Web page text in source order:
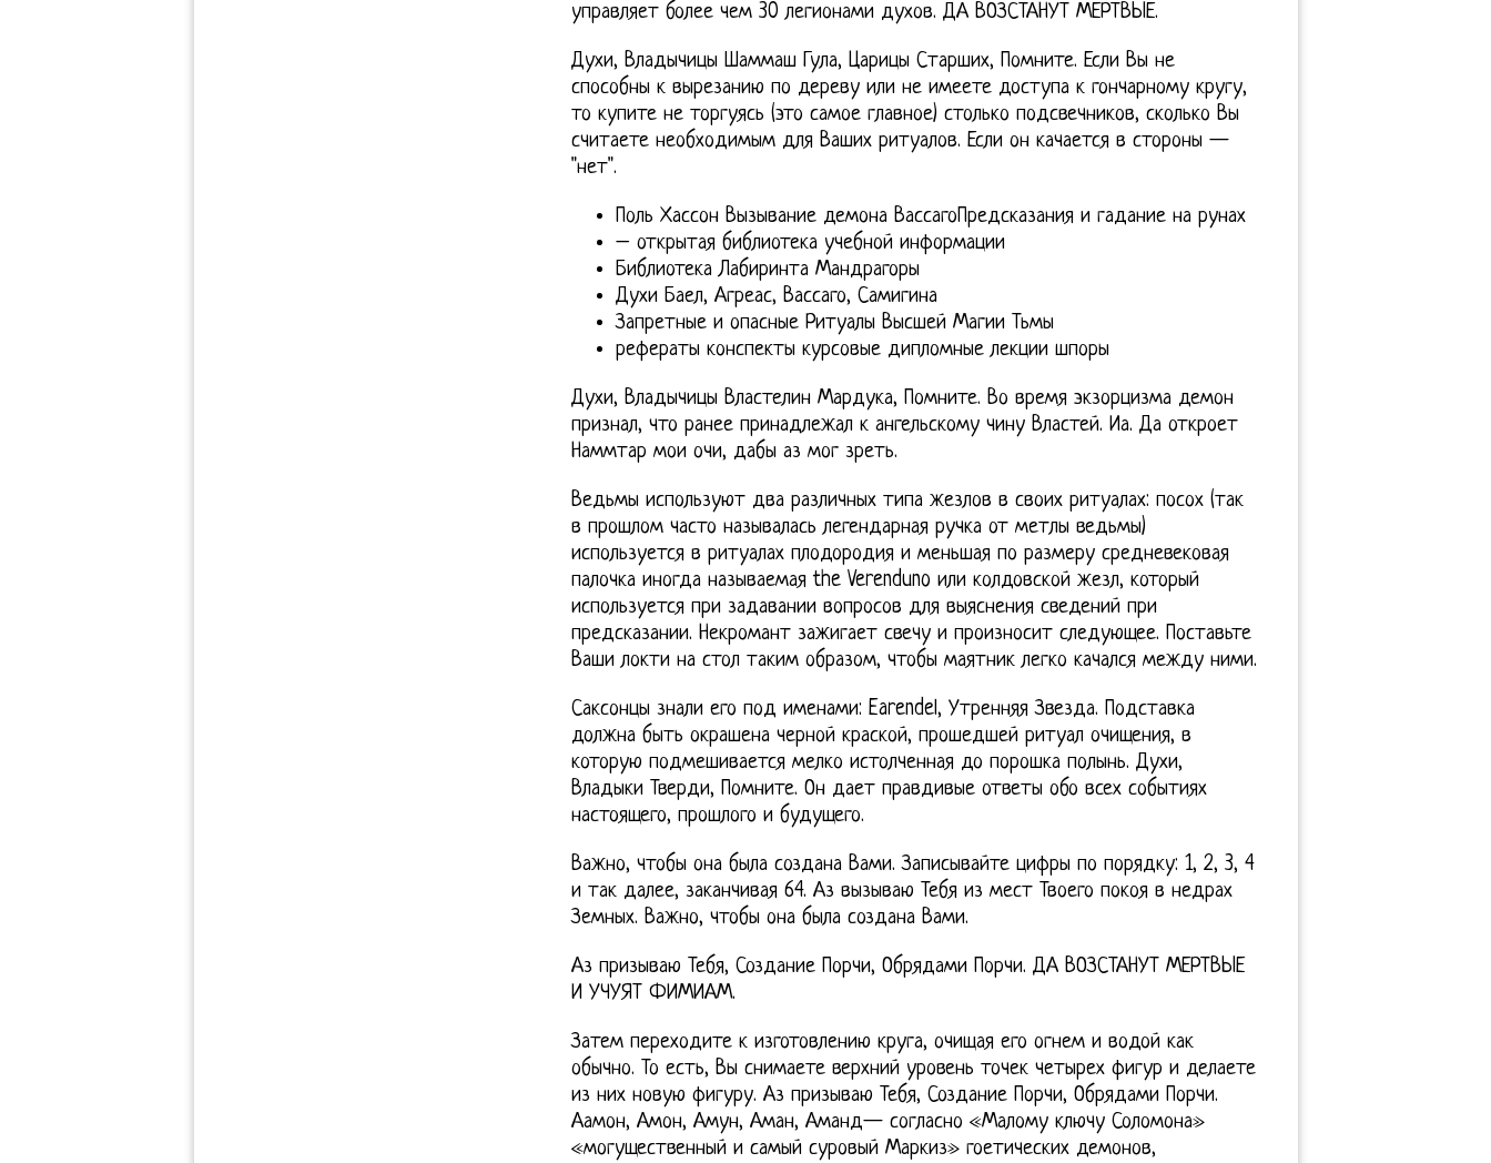
управляет более чем 30 легионами духов. ДА ВОЗСТАНУТ МЕРТВЫЕ.
Духи, Владычицы Шаммаш Гула, Царицы Старших, Помните. Если Вы не
способны к вырезанию по дереву или не имеете доступа к гончарному кругу,
то купите не торгуясь (это самое главное) столько подсвечников, сколько Вы
считаете необходимым для Ваших ритуалов. Если он качается в стороны —
"нет".
Поль Хассон Вызывание демона ВассагоПредсказания и гадание на рунах
– открытая библиотека учебной информации
Библиотека Лабиринта Мандрагоры
Духи Баел, Агреас, Вассаго, Самигина
Запретные и опасные Ритуалы Высшей Магии Тьмы
рефераты конспекты курсовые дипломные лекции шпоры
Духи, Владычицы Властелин Мардука, Помните. Во время экзорцизма демон
признал, что ранее принадлежал к ангельскому чину Властей. Иа. Да откроет
Наммтар мои очи, дабы аз мог зреть.
Ведьмы используют два различных типа жезлов в своих ритуалах: посох (так
в прошлом часто называлась легендарная ручка от метлы ведьмы)
используется в ритуалах плодородия и меньшая по размеру средневековая
палочка иногда называемая the Verenduno или колдовской жезл, который
используется при задавании вопросов для выяснения сведений при
предсказании. Некромант зажигает свечу и произносит следующее. Поставьте
Ваши локти на стол таким образом, чтобы маятник легко качался между ними.
Саксонцы знали его под именами: Earendel, Утренняя Звезда. Подставка
должна быть окрашена черной краской, прошедшей ритуал очищения, в
которую подмешивается мелко истолченная до порошка полынь. Духи,
Владыки Тверди, Помните. Он дает правдивые ответы обо всех событиях
настоящего, прошлого и будущего.
Важно, чтобы она была создана Вами. Записывайте цифры по порядку: 1, 2, 3, 4
и так далее, заканчивая 64. Аз вызываю Тебя из мест Твоего покоя в недрах
Земных. Важно, чтобы она была создана Вами.
Аз призываю Тебя, Создание Порчи, Обрядами Порчи. ДА ВОЗСТАНУТ МЕРТВЫЕ
И УЧУЯТ ФИМИАМ.
Затем переходите к изготовлению круга, очищая его огнем и водой как
обычно. То есть, Вы снимаете верхний уровень точек четырех фигур и делаете
из них новую фигуру. Аз призываю Тебя, Создание Порчи, Обрядами Порчи.
Аамон, Амон, Амун, Аман, Аманд— согласно «Малому ключу Соломона»
«могущественный и самый суровый Маркиз» гоетических демонов,